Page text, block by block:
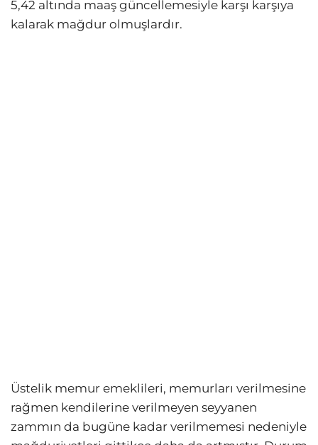
5,42 altında maaş güncellemesiyle karşı karşıya
kalarak mağdur olmuşlardır.
Üstelik memur emeklileri, memurları verilmesine
rağmen kendilerine verilmeyen seyyanen
zammın da bugüne kadar verilmemesi nedeniyle